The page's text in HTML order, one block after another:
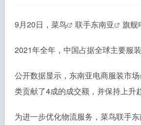
9月20日， 菜鸟 联手东南亚 旗舰
2021年全年，中国占据全球主要服
公开数据显示，东南亚电商服装市场
类贡献了4成的成交额，并保持上升
为进一步优化物流服务，菜鸟联手